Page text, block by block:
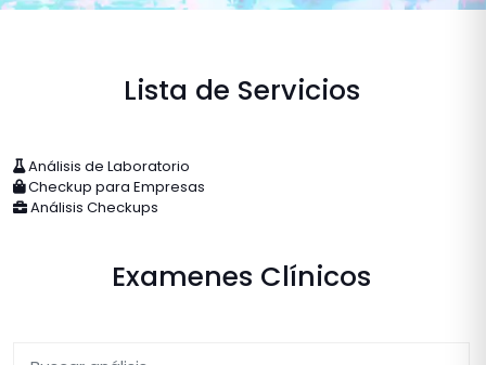
Lista de Servicios
Análisis de Laboratorio
Checkup para Empresas
Análisis Checkups
Examenes Clínicos